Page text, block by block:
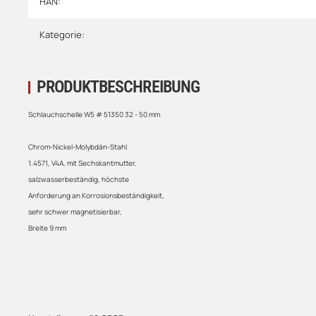
Kategorie:
PRODUKTBESCHREIBUNG
Schlauchschelle W5 # 51350 32 - 50 mm
Chrom-Nickel-Molybdän-Stahl
1.4571, V4A, mit Sechskantmutter,
salzwasserbeständig, höchste
Anforderung an Korrosionsbeständigkeit,
sehr schwer magnetisierbar,
Breite 9 mm